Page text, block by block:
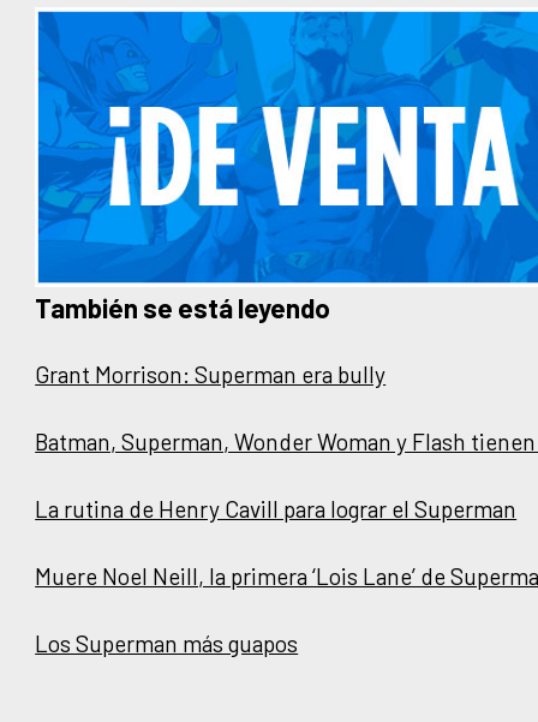
También se está leyendo
Grant Morrison: Superman era bully
Batman, Superman, Wonder Woman y Flash
La rutina de Henry Cavill para lograr el Superman
Muere Noel Neill, la primera ‘Lois Lane’ de
Los Superman más guapos